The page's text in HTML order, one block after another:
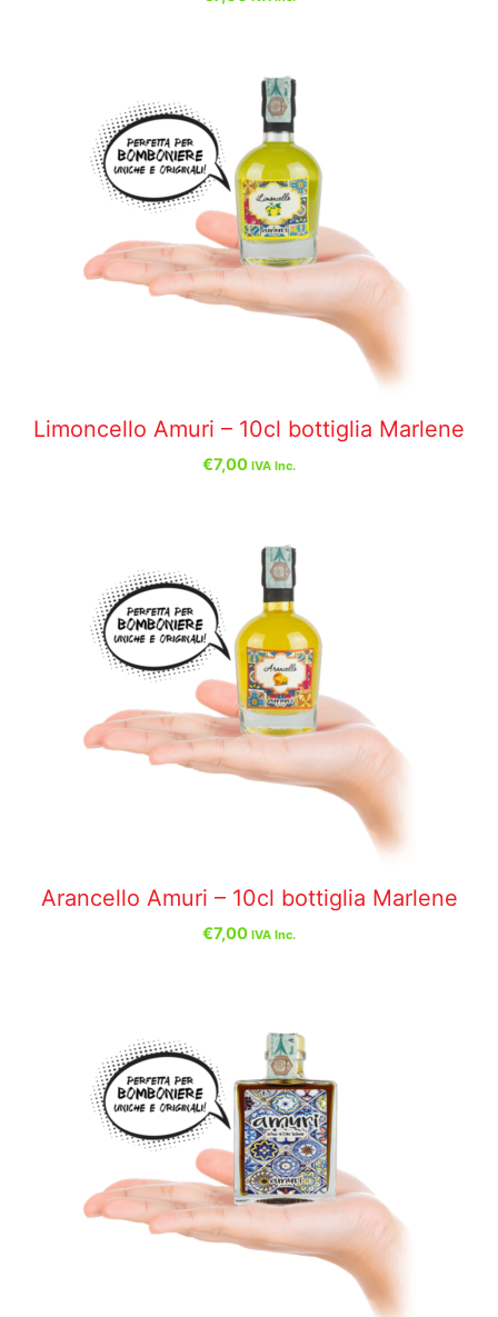
Limoncello Amuri – 10cl bottiglia Marlene
€7,00 IVA Inc.
Arancello Amuri – 10cl bottiglia Marlene
€7,00 IVA Inc.